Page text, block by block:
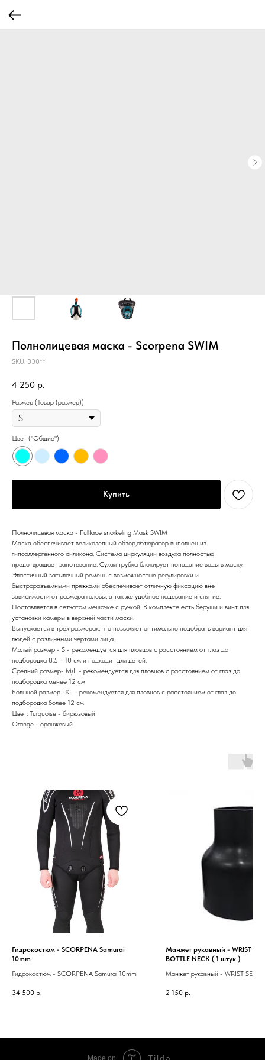
Полнолицевая маска - Scorpena SWIM
SKU: 030**
4 250 р.
Размер (Товар (размер))
Цвет ("Общие")
Купить
Полнолицевая маска - Fullface snorkeling Mask SWIM
Маска обеспечивает великолепный обзор,обтюратор выполнен из
гипоаллергенного силикона. Система циркуляции воздуха полностью
предотвращает запотевание. Сухая трубка блокирует попадание воды в маску.
Эластичный затылочный ремень с возможностью регулировки и
быстроразъемными пряжками обеспечивает отличную фиксацию вне
зависимости от размера головы, а так же удобное надевание и снятие.
Поставляется в сетчатом мешочке с ручкой. В комплекте есть беруши и винт для
установки камеры в верхней части маски.
Выпускается в трех размерах, что позволяет оптимально подобрать вариант для
людей с различными чертами лица.
Малый размер - S - рекомендуется для пловцов с расстоянием от глаз до
подбородка 8.5 - 10 см и подходит для детей.
Средний размер- M/L - рекомендуется для пловцов с расстоянием от глаз до
подбородка менее 12 см
Большой размер -XL - рекомендуется для пловцов с расстоянием от глаз до
подбородка более 12 см
Цвет: Turquoise - бирюзовый
Orange - оранжевый
Гидрокостюм - SCORPENA Samurai
10mm
Гидрокостюм - SCORPENA Samurai 10mm
34 500 р.
Манжет рукавный - WRIST
BOTTLE NECK ( 1 штук.)
Манжет рукавный - WRIST
2 150 р.
Made on